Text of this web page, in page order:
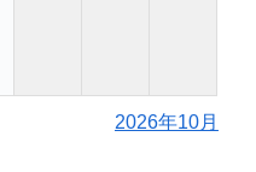
2026年10月